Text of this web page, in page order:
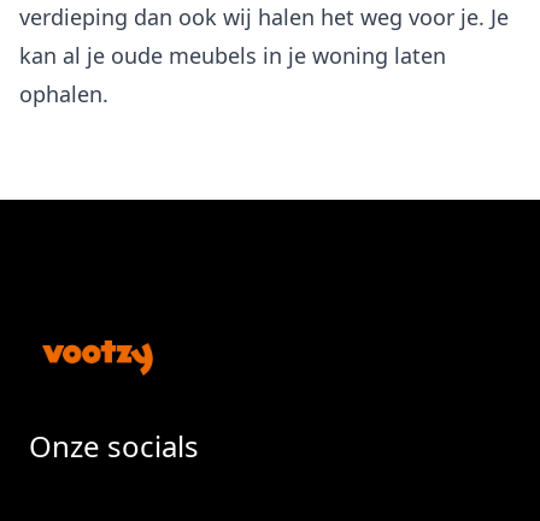
verdieping dan ook wij halen het weg voor je. Je
kan al je oude meubels in je woning laten
ophalen.
Onze socials